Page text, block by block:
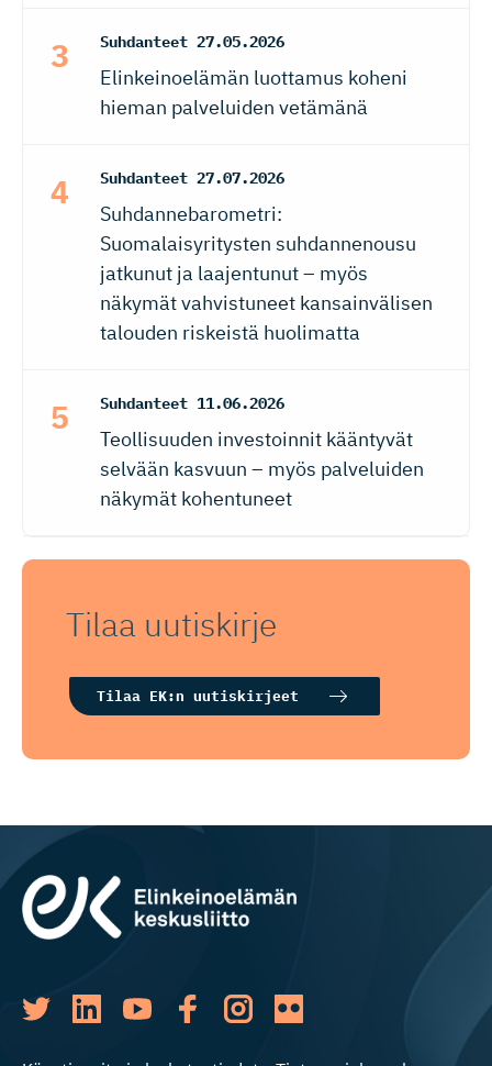
Suhdanteet 27.05.2026
Elinkeinoelämän luottamus koheni
hieman palveluiden vetämänä
Suhdanteet 27.07.2026
Suhdannebarometri:
Suomalaisyritysten suhdannenousu
jatkunut ja laajentunut – myös
näkymät vahvistuneet kansainvälisen
talouden riskeistä huolimatta
Suhdanteet 11.06.2026
Teollisuuden investoinnit kääntyvät
selvään kasvuun – myös palveluiden
näkymät kohentuneet
Tilaa uutiskirje
Tilaa EK:n uutiskirjeet